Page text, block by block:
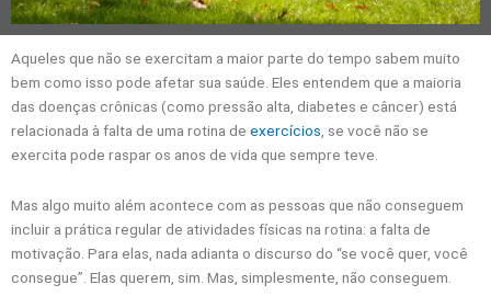
Aqueles que não se exercitam a maior parte do tempo sabem muito
bem como isso pode afetar sua saúde. Eles entendem que a maioria
das doenças crônicas (como pressão alta, diabetes e câncer) está
relacionada à falta de uma rotina de exercícios, se você não se
exercita pode raspar os anos de vida que sempre teve.
Mas algo muito além acontece com as pessoas que não conseguem
incluir a prática regular de atividades físicas na rotina: a falta de
motivação. Para elas, nada adianta o discurso do “se você quer, você
consegue”. Elas querem, sim. Mas, simplesmente, não conseguem.